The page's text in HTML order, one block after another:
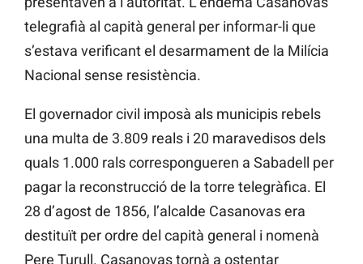
telegrafià al capità general per informar-li que
s’estava verificant el desarmament de la Milícia
Nacional sense resistència.
El governador civil imposà als municipis rebels
una multa de 3.809 reals i 20 maravedisos dels
quals 1.000 rals correspongueren a Sabadell per
pagar la reconstrucció de la torre telegràfica. El
28 d’agost de 1856, l’alcalde Casanovas era
destituït per ordre del capità general i nomenà
Pere Turull. Casanovas tornà a ostentar